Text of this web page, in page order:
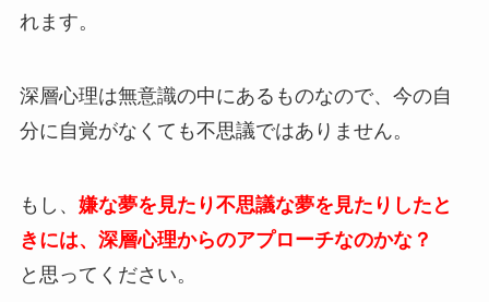
れます。
深層心理は無意識の中にあるものなので、今の自
分に自覚がなくても不思議ではありません。
もし、 嫌な夢を見たり不思議な夢を見たりしたと
きには、深層心理からのアプローチなのかな？
と思ってください。